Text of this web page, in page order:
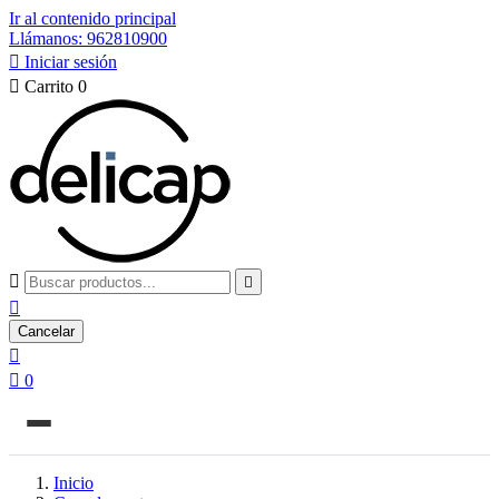
Ir al contenido principal
Llámanos: 962810900
 Iniciar sesión
 Carrito 0
 

Cancelar

 0
Inicio